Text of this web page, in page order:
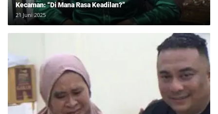
Kecaman: “Di Mana Rasa Keadilan?”
21 Juni 2025